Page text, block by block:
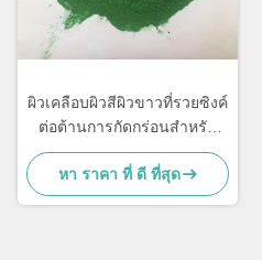
ผิวเคลือบผิวสีผิวขาวที่รวยซิงค์
ต่อต้านการกัดกร่อนสําหรับ
เฟอร์นิเจอร์โลหะ
หา ราคา ที่ ดี ที่สุด